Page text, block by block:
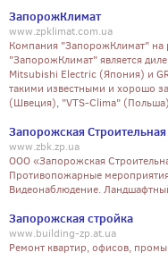
ЗапорожКлимат
www.zpklimat.com.ua
Компания "ЗапорожКлимат" на
"ЗапорожКлимат" является
Mitsubishi Electric (Япония) и
такими известными и хорошо
(Швеция), "VTS-Clima"
Запорожская
www.zbk.zp.ua
ООО «Запорожская
Противопожарные
Видеонаблюдение.
Запорожская стройка
www.building-zp.at.ua
Ремонт квартир, офисов,